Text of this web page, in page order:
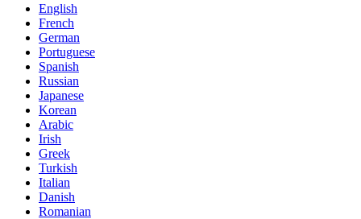
English
French
German
Portuguese
Spanish
Russian
Japanese
Korean
Arabic
Irish
Greek
Turkish
Italian
Danish
Romanian